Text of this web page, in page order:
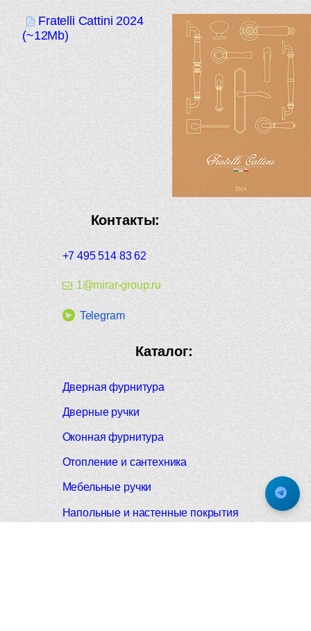
Fratelli Cattini 2024
(~12Mb)
Контакты:
+7 495 514 83 62
1@mirar-group.ru
Telegram
Каталог:
Дверная фурнитура
Дверные ручки
Оконная фурнитура
Отопление и сантехника
Мебельные ручки
Напольные и настенные покрытия